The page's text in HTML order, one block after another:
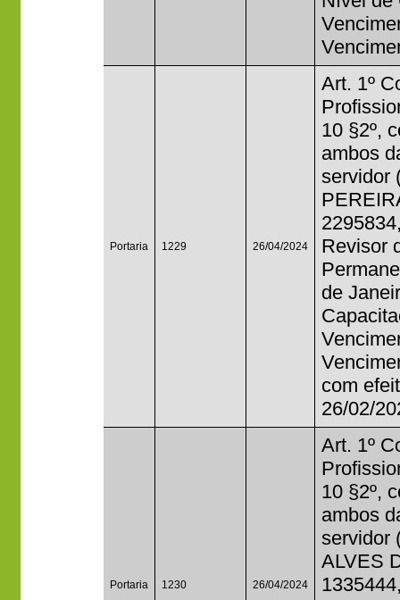
Portaria 1229 26/04/2024
Art. 1º
10 §2º,
ambos
servidor
Revisor
de
com
26/02/
Portaria 1230 26/04/2024
Art. 1º
10 §2º,
ambos
servidor
ALVES